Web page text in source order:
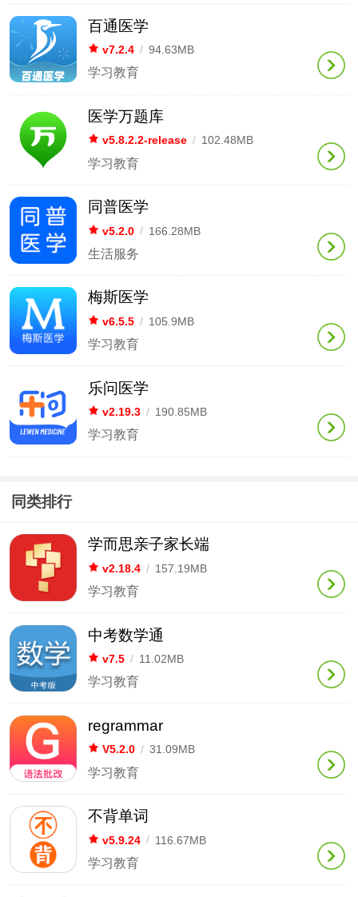
百通医学
v7.2.4 / 94.63MB
学习教育
医学万题库
v5.8.2.2-release / 102.48MB
学习教育
同普医学
v5.2.0 / 166.28MB
生活服务
梅斯医学
v6.5.5 / 105.9MB
学习教育
乐问医学
v2.19.3 / 190.85MB
学习教育
同类排行
学而思亲子家长端
v2.18.4 / 157.19MB
学习教育
中考数学通
v7.5 / 11.02MB
学习教育
regrammar
V5.2.0 / 31.09MB
学习教育
不背单词
v5.9.24 / 116.67MB
学习教育